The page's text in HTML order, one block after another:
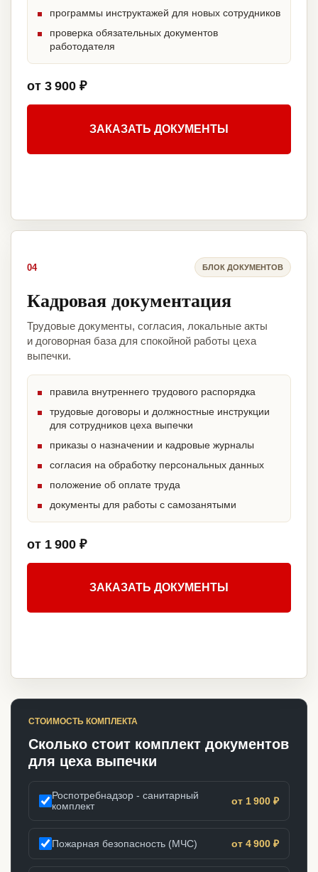
программы инструктажей для новых сотрудников
проверка обязательных документов
работодателя
от 3 900 ₽
ЗАКАЗАТЬ ДОКУМЕНТЫ
04 БЛОК ДОКУМЕНТОВ
Кадровая документация
Трудовые документы, согласия, локальные акты
и договорная база для спокойной работы цеха
выпечки.
правила внутреннего трудового распорядка
трудовые договоры и должностные инструкции
для сотрудников цеха выпечки
приказы о назначении и кадровые журналы
согласия на обработку персональных данных
положение об оплате труда
документы для работы с самозанятыми
от 1 900 ₽
ЗАКАЗАТЬ ДОКУМЕНТЫ
СТОИМОСТЬ КОМПЛЕКТА
Сколько стоит комплект документов
для цеха выпечки
Роспотребнадзор - санитарный
комплект
от 1 900 ₽
Пожарная безопасность (МЧС) от 4 900 ₽